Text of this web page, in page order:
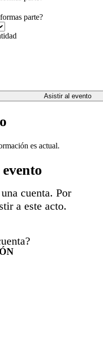
parte?
Asistir al evento
es actual.
cuenta. Por
a este acto.